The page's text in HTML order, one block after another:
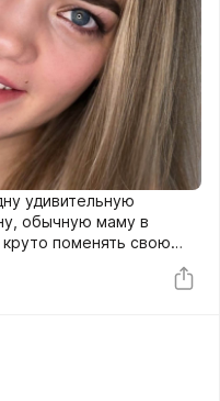
удивительную
обычную маму в
поменять свою
когда-то я сама была